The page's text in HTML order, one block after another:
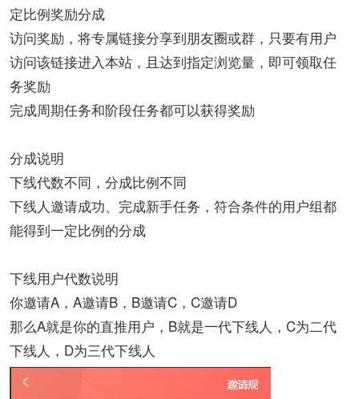
定比例奖励分成
访问奖励，将专属链接分享到朋友圈或群，只要有用户
访问该链接进入本站，且达到指定浏览量，即可领取任
务奖励
完成周期任务和阶段任务都可以获得奖励
分成说明
下线代数不同，分成比例不同
下线人邀请成功、完成新手任务，符合条件的用户组都
能得到一定比例的分成
下线用户代数说明
你邀请A，A邀请B，B邀请C，C邀请D
那么A就是你的直推用户，B就是一代下线人，C为二代
下线人，D为三代下线人